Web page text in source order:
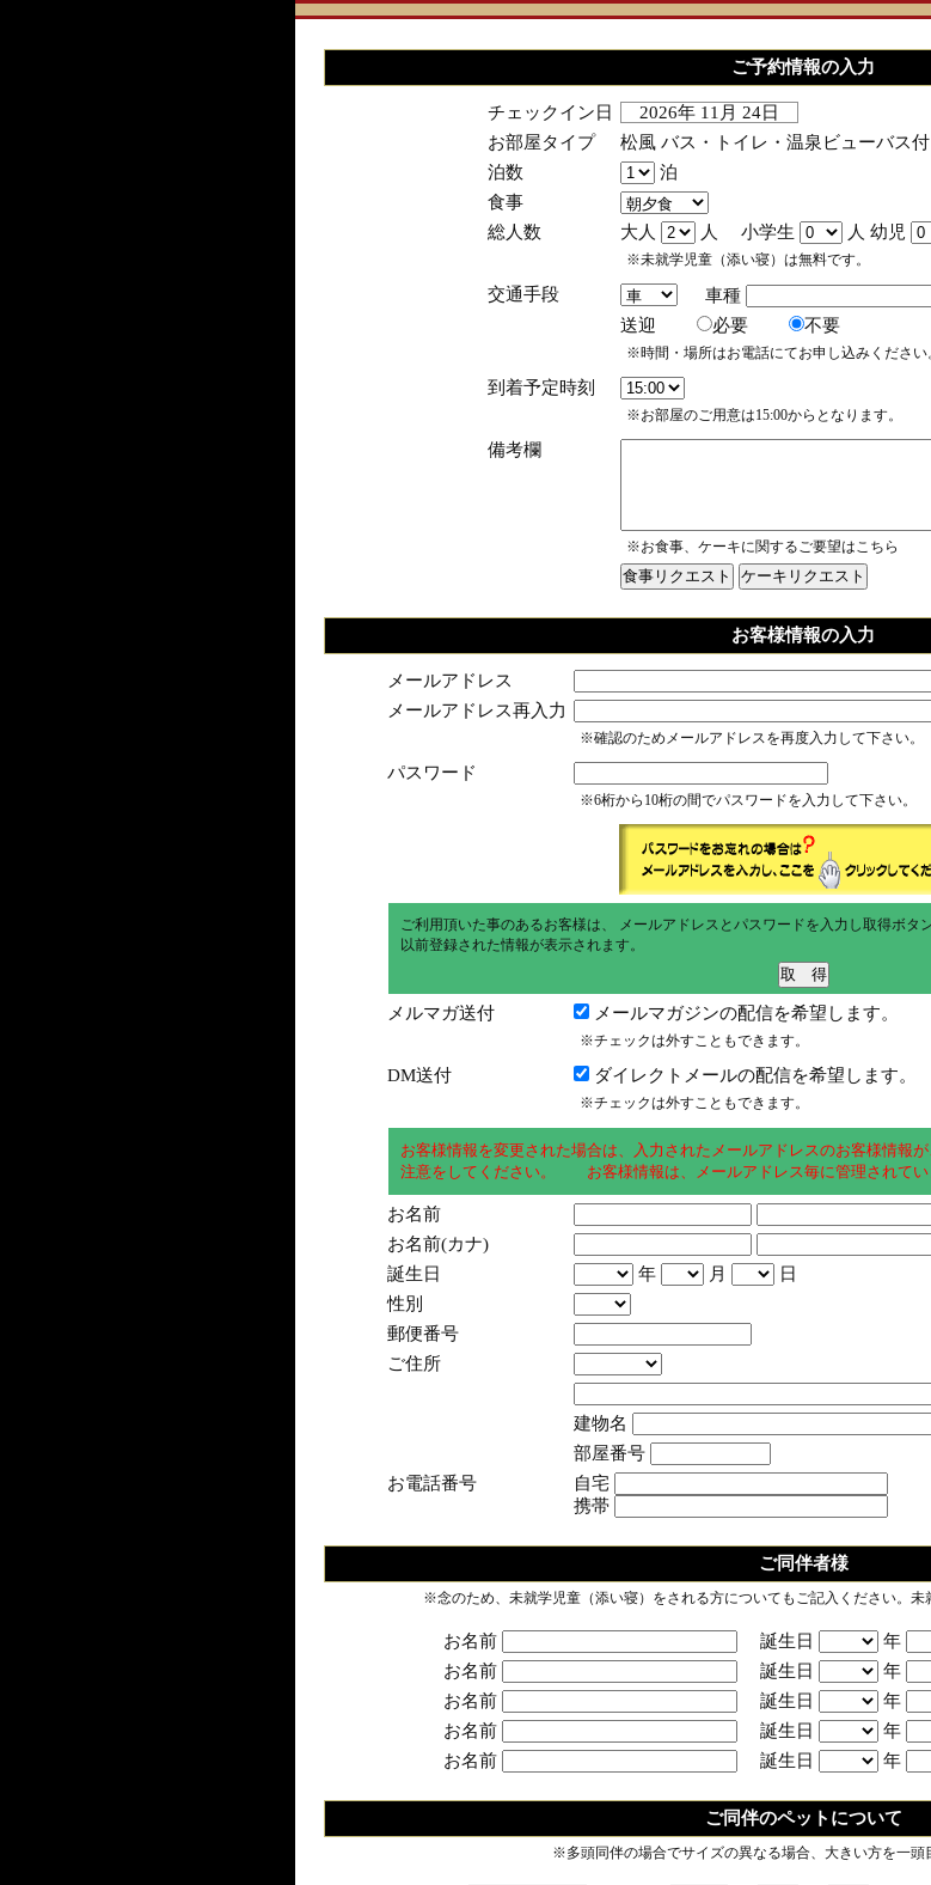
ご予約情報の入力
チェックイン日
2026年 11月 24日
お部屋タイプ
松風 バス・トイレ・温泉ビューバス付
泊数
泊
食事
総人数
大人 人 小学生 人 幼児
※未就学児童（添い寝）は無料です。
交通手段
車種
送迎
必要 不要
※時間・場所はお電話にてお申し込みください
到着予定時刻
※お部屋のご用意は15:00からとなります。
備考欄
※お食事、ケーキに関するご要望はこちら
お客様情報の入力
メールアドレス
メールアドレス再入力
※確認のためメールアドレスを再度入力して下さい。
パスワード
※6桁から10桁の間でパスワードを入力して下さい。
ご利用頂いた事のあるお客様は、 メールアドレスとパスワードを入力し取得ボタン
以前登録された情報が表示されます。
メルマガ送付 メールマガジンの配信を希望します。
※チェックは外すこともできます。
DM送付 ダイレクトメールの配信を希望します。
※チェックは外すこともできます。
お客様情報を変更された場合は、入力されたメールアドレスのお客様情報が
注意をしてください。 お客様情報は、メールアドレス毎に管理されてい
お名前
お名前(カナ)
誕生日
年 月
日
性別
郵便番号
ご住所
建物名
部屋番号
お電話番号
自宅
携帯
ご同伴者様
※念のため、未就学児童（添い寝）をされる方についてもご記入ください。未
お名前 誕生日 年
お名前
誕生日 年
お名前
誕生日 年
お名前
誕生日 年
お名前
誕生日 年
ご同伴のペットについて
※多頭同伴の場合でサイズの異なる場合、大きい方を一頭